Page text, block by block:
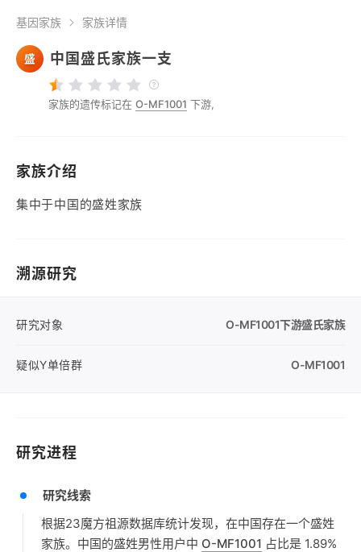
基因家族 家族详情
盛 中国盛氏家族一支
家族的遗传标记在 O-MF1001 下游,
家族介绍
集中于中国的盛姓家族
溯源研究
研究对象 O-MF1001下游盛氏家族
疑似Y单倍群 O-MF1001
研究进程
研究线索
根据23魔方祖源数据库统计发现，在中国存在一个盛姓
家族。中国的盛姓男性用户中 O-MF1001 占比是 1.89%